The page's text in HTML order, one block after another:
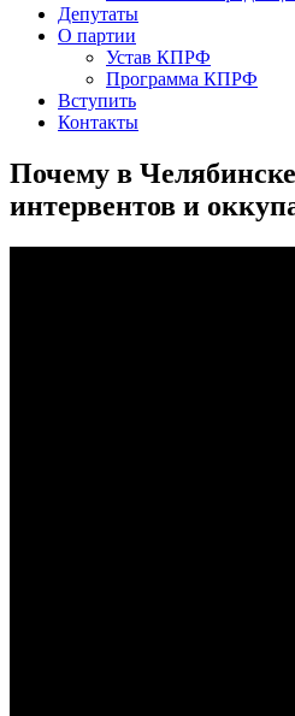
Депутаты
О партии
Устав КПРФ
Программа КПРФ
Вступить
Контакты
Почему в
интервентов и